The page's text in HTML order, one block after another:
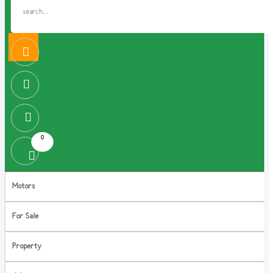
0
Motors
For Sale
Property